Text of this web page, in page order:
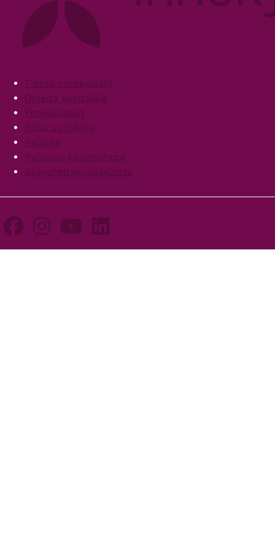
FooterTietoa Innokylästä
Ohjeita käyttäjille
Yhteystiedot
Tilaa uutiskirje
Palaute
Palvelun käyttöehdot
Saavutettavuusseloste